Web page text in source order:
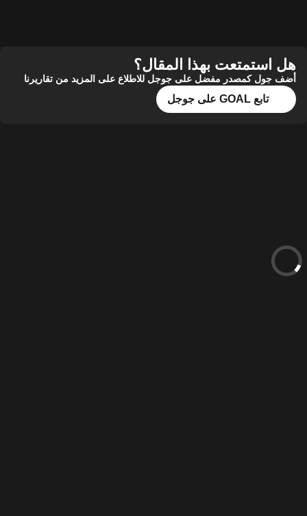
هل استمتعت بهذا المقال؟
أضف جول كمصدر مفضل على جوجل للاطلاع على المزيد من تقاريرنا
تابع GOAL على جوجل